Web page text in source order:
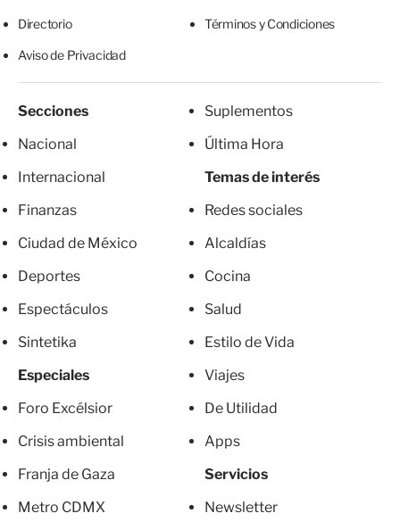
Directorio Términos y Condiciones
Aviso de Privacidad
Secciones
Nacional
Internacional
Finanzas
Ciudad de México
Deportes
Espectáculos
Sintetika
Especiales
Foro Excélsior
Crisis ambiental
Franja de Gaza
Metro CDMX
Suplementos
Última Hora
Temas de interés
Redes sociales
Alcaldías
Cocina
Salud
Estilo de Vida
Viajes
De Utilidad
Apps
Servicios
Newsletter